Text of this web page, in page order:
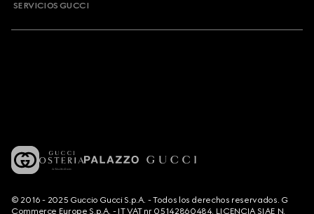
SERVICIOS GUCCI
© 2016 - 2025 Guccio Gucci S.p.A. - Todos los derechos reservados. G
Commerce Europe S.p.A. - IT VAT nr 05142860484. LICENCIA SIAE N.